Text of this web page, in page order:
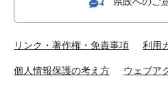
リンク・著作権・免責事項 利用
個人情報保護の考え方 ウェブア